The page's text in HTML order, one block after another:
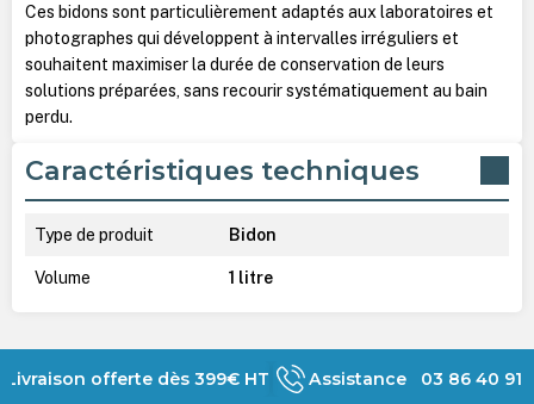
Ces bidons sont particulièrement adaptés aux laboratoires et
photographes qui développent à intervalles irréguliers et
souhaitent maximiser la durée de conservation de leurs
solutions préparées, sans recourir systématiquement au bain
perdu.
Caractéristiques techniques
Type de produit Bidon
Volume 1 litre
Livraison offerte dès 399€ HT Assistance 03 86 40 91